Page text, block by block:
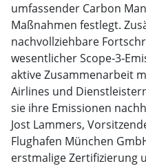
umfassender Carbon
Maßnahmen festlegt.
nachvollziehbare
wesentlicher
aktive Zusammenarbeit
Airlines und
sie ihre Emissionen
Jost Lammers,
Flughafen München
erstmalige Zertifizierung